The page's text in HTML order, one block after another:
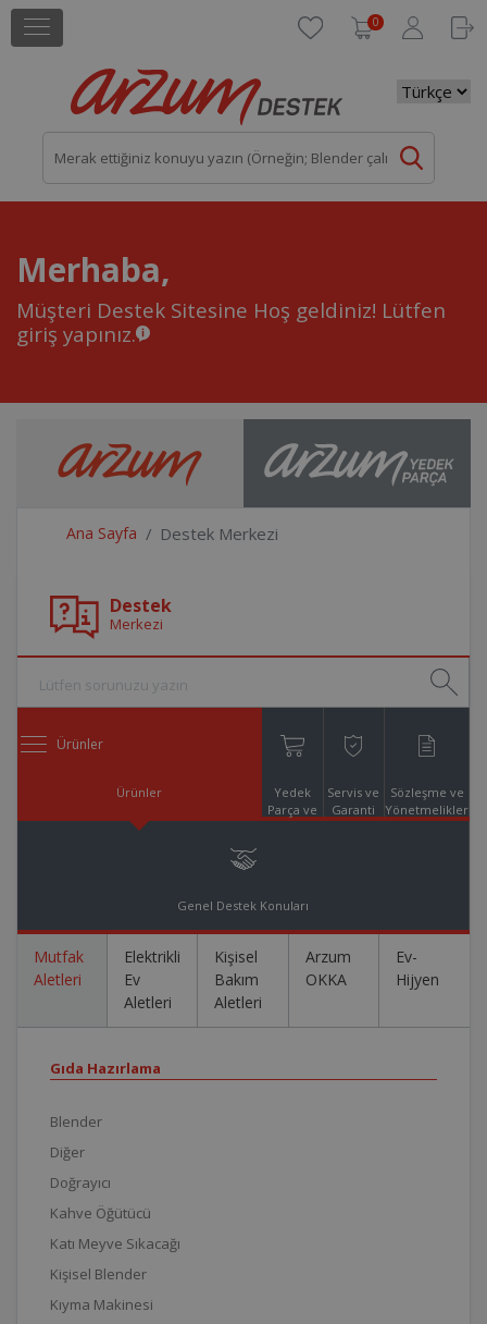
0
Merhaba,
Müşteri Destek Sitesine Hoş geldiniz! Lütfen
giriş yapınız.
Ana Sayfa Destek Merkezi
Destek
Merkezi
Ürünler
Ürünler
Yedek
Parça ve
Servis ve
Garanti
Sözleşme ve
Yönetmelikler
Genel Destek Konuları
Mutfak
Aletleri
Elektrikli
Ev
Aletleri
Kişisel
Bakım
Aletleri
Arzum
OKKA
Ev-
Hijyen
Gıda Hazırlama
Blender
Diğer
Doğrayıcı
Kahve Öğütücü
Katı Meyve Sıkacağı
Kişisel Blender
Kıyma Makinesi